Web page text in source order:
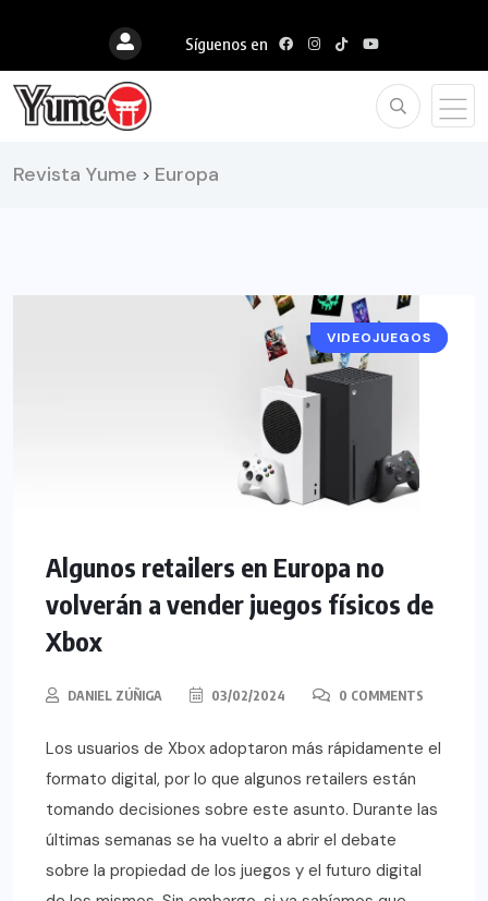
Síguenos en
Revista Yume > Europa
NOTICIAS
VIDEOJUEGOS
Algunos retailers en Europa no
volverán a vender juegos físicos de
Xbox
DANIEL ZÚÑIGA 03/02/2024 0 COMMENTS
Los usuarios de Xbox adoptaron más rápidamente el
formato digital, por lo que algunos retailers están
tomando decisiones sobre este asunto. Durante las
últimas semanas se ha vuelto a abrir el debate
sobre la propiedad de los juegos y el futuro digital